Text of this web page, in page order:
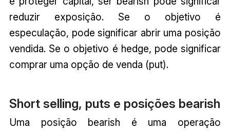
reduzir exposição. Se o objetivo é
especulação, pode significar abrir uma posição
vendida. Se o objetivo é hedge, pode significar
comprar uma opção de venda (put).
Short selling, puts e posições bearish
Uma posição bearish é uma operação